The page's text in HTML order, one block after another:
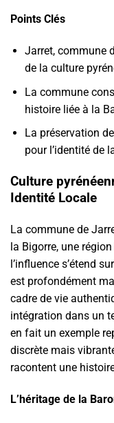
Points Clés
Jarret, commune
de la culture
La commune
histoire liée à la
La préservation
pour l’identité de
Culture
Identité Locale
La commune de
la Bigorre, une
l’influence s’étend
est profondément
cadre de vie
intégration dans un
en fait un exemple
discrète mais
racontent une
L’héritage de la